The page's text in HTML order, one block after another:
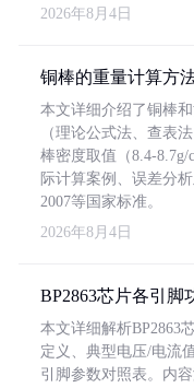
2026年8月4日
铜棒的重量计算方
本文详细介绍了铜棒
（理论公式法、查表
棒密度取值（8.4-8.7g/
际计算案例、误差分
2007等国家标准。
2026年8月4日
BP2863芯片各引脚
本文详细解析BP2863
定义、典型电压/电流
引脚参数对照表。内